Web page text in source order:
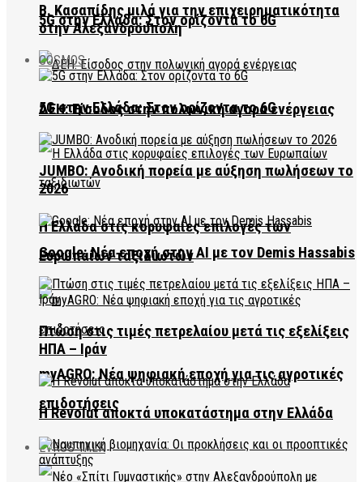
5G στην Ελλάδα: Στον ορίζοντα το 6G
ΔΕΗ: Είσοδος στην πολωνική αγορά ενέργειας
Η Ελλάδα στις κορυφαίες επιλογές των
Ευρωπαίων ταξιδιωτών
myAGRO: Νέα ψηφιακή εποχή για τις αγροτικές
επιδοτήσεις
EVROS TALK
Β. Κασαπίδης μιλά για την επιχειρηματικότητα
στην Αλεξανδρούπολη
COSMOS
5G στην Ελλάδα: Στον ορίζοντα το 6G
JUMBO: Ανοδική πορεία με αύξηση πωλήσεων το
2026
Google: Νέα εποχή στην AI με τον Demis Hassabis
Πτώση στις τιμές πετρελαίου μετά τις εξελίξεις
ΗΠΑ – Ιράν
Η Revolut αποκτά υποκατάστημα στην Ελλάδα